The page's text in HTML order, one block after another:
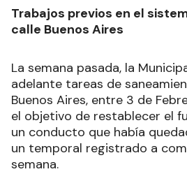
Trabajos previos en el
calle Buenos Aires
La semana pasada, la
adelante tareas de
Buenos Aires, entre 3 de
el objetivo de restablecer el
un conducto que había
un temporal registrado a
semana.